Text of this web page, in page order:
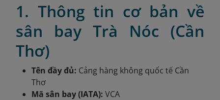
1. Thông tin cơ bản về
sân bay Trà Nóc (Cần
Thơ)
Tên đầy đủ: Cảng hàng không quốc tế Cần
Thơ
Mã sân bay (IATA): VCA